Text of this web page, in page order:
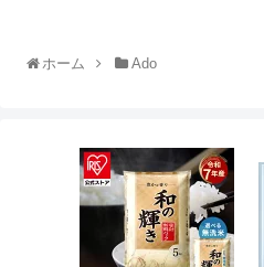
ホーム Ado